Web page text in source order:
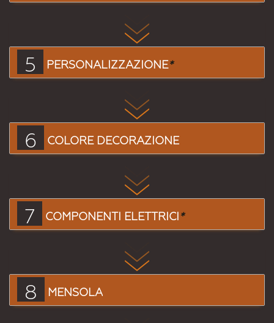
5 PERSONALIZZAZIONE*
6 COLORE DECORAZIONE
7 COMPONENTI ELETTRICI*
8 MENSOLA